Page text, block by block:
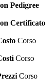
Pedigree
Certificato
Corso
Corso
Corso